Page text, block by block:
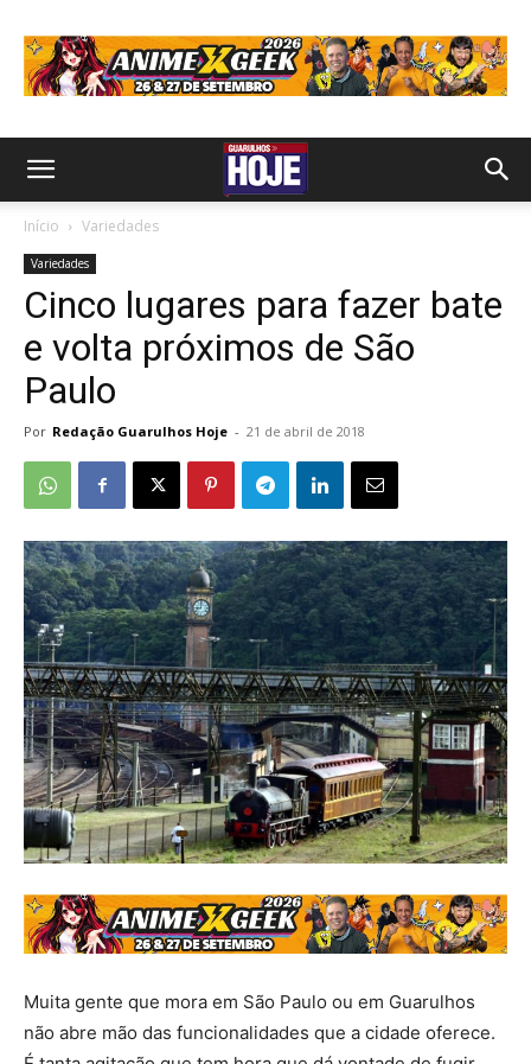
Início Variedades
Variedades
Cinco lugares para fazer bate
e volta próximos de São
Paulo
Por Redação Guarulhos Hoje - 21 de abril de 2018
Muita gente que mora em São Paulo ou em Guarulhos
não abre mão das funcionalidades que a cidade oferece.